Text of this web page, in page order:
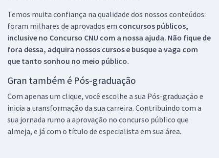
Temos muita confiança na qualidade dos nossos conteúdos:
foram milhares de aprovados em concursos públicos,
inclusive no Concurso CNU com a nossa ajuda. Não fique de
fora dessa, adquira nossos cursos e busque a vaga com
que tanto sonhou no meio público.
Gran também é Pós-graduação
Com apenas um clique, você escolhe a sua Pós-graduação e
inicia a transformação da sua carreira. Contribuindo com a
sua jornada rumo a aprovação no concurso público que
almeja, e já com o título de especialista em sua área.